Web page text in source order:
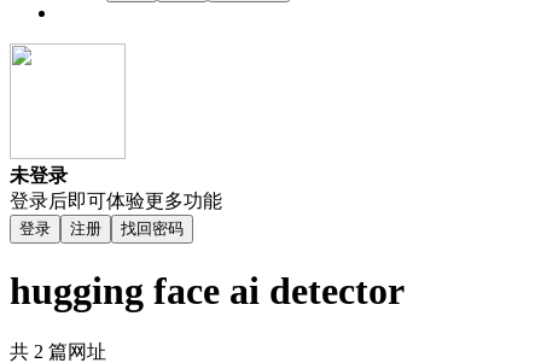
未登录
登录后即可体验更多功能
登录 注册 找回密码
hugging face ai detector
共 2 篇网址